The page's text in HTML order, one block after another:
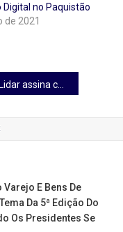
no Paquistão
de 2021
vendas de cinco anos com a ThorDrive
E Bens De
Da 5ª Edição Do
Os Presidentes Se